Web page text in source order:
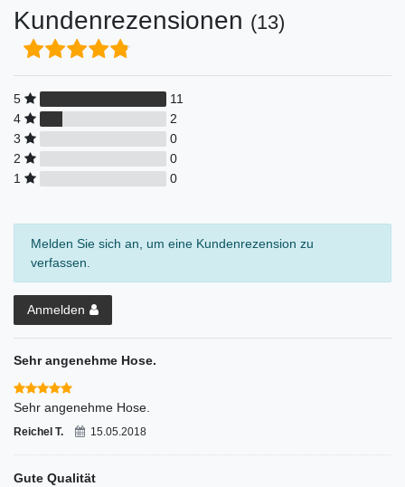
Kundenrezensionen (13)
5
11
4
2
3
0
2
0
1
0
Melden Sie sich an, um eine Kundenrezension zu
verfassen.
Anmelden
Sehr angenehme Hose.
Sehr angenehme Hose.
Reichel T. 15.05.2018
Gute Qualität